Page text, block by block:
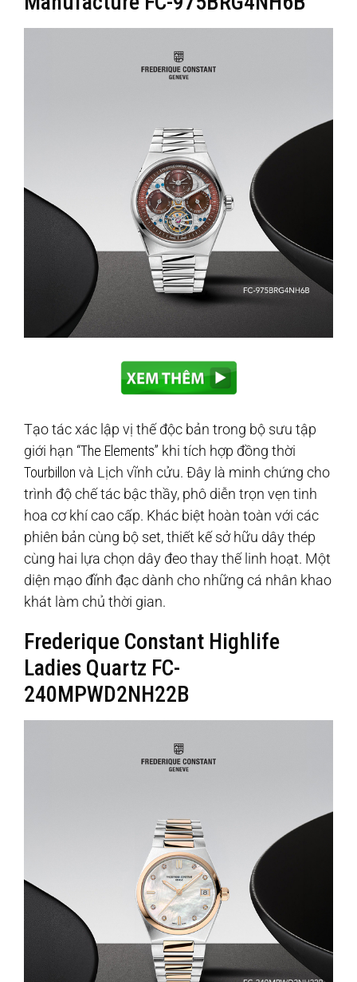
Tạo tác xác lập vị thế độc bản trong bộ sưu tập
giới hạn “The Elements” khi tích hợp đồng thời
Tourbillon và Lịch vĩnh cửu. Đây là minh chứng cho
trình độ chế tác bậc thầy, phô diễn trọn vẹn tinh
hoa cơ khí cao cấp. Khác biệt hoàn toàn với các
phiên bản cùng bộ set, thiết kế sở hữu dây thép
cùng hai lựa chọn dây đeo thay thế linh hoạt. Một
diện mạo đĩnh đạc dành cho những cá nhân khao
khát làm chủ thời gian.
Frederique Constant Highlife
Ladies Quartz FC-
240MPWD2NH22B